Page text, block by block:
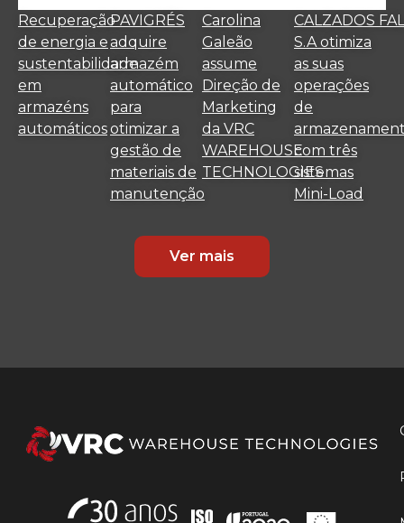
Recuperação
de energia e
sustentabilidade
em
armazéns
automáticos
PAVIGRÉS
adquire
armazém
automático
para
otimizar a
gestão de
materiais de
manutenção
Carolina
Galeão
assume
Direção de
Marketing
da VRC
WAREHOUSE
TECHNOLOGIES
CALZADOS FAL
S.A otimiza
as suas
operações
de
com três
sistemas
Mini-Load
Ver mais